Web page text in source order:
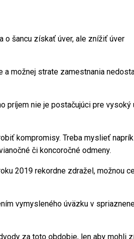
o šancu získať úver, ale znížiť úver
a možnej strate zamestnania
príjem nie je postačujúci pre vysoký
kompromisy. Treba myslieť
či koncoročné odmeny.
2019 rekordne zdražel, možnou
vymysleného úväzku v
za toto obdobie, len aby mohli